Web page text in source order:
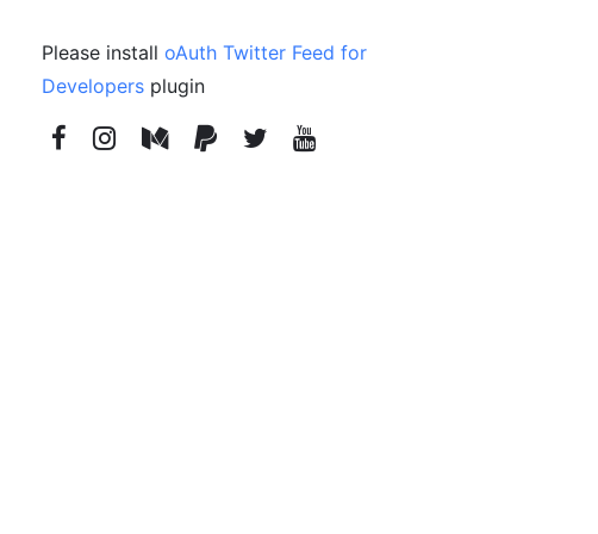
Please install oAuth Twitter Feed for
Developers plugin